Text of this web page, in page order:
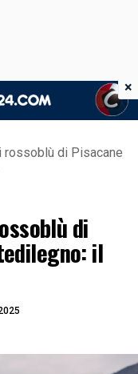
rossoblù di Pisacane
di
il
×